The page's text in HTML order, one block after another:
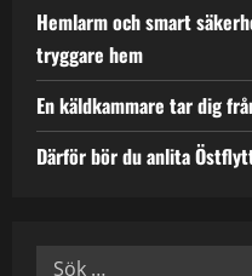
Hemlarm och smart
tryggare hem
En käldkammare tar dig
Därför bör du anlita
Sök